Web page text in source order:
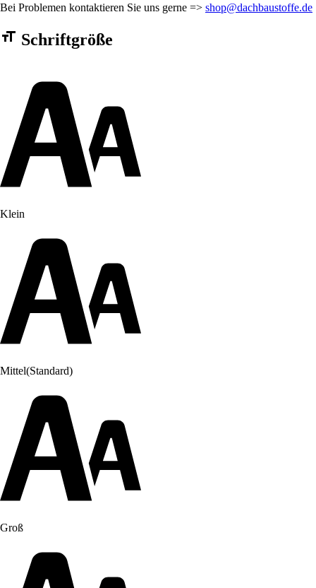
Bei Problemen kontaktieren Sie uns gerne => shop@dachbaustoffe.de
Barrierefreiheit Einstellungen Formular
Schriftgröße
Klein
Mittel(Standard)
Groß